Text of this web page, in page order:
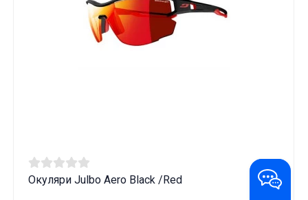
Окуляри Julbo Aero Black /Red